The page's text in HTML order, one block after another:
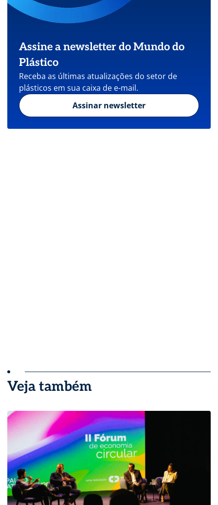
Assine a newsletter do Mundo do
Plástico
Receba as últimas atualizações do setor de
plásticos em sua caixa de e-mail.
Assinar newsletter
Veja também